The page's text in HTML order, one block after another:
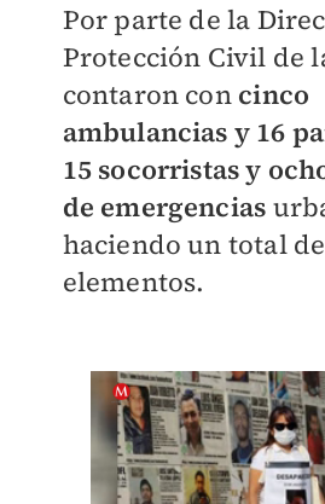
Por parte de la
Protección Civil de
contaron con cinco
ambulancias y 16
15 socorristas y
de emergencias
haciendo un total
elementos.